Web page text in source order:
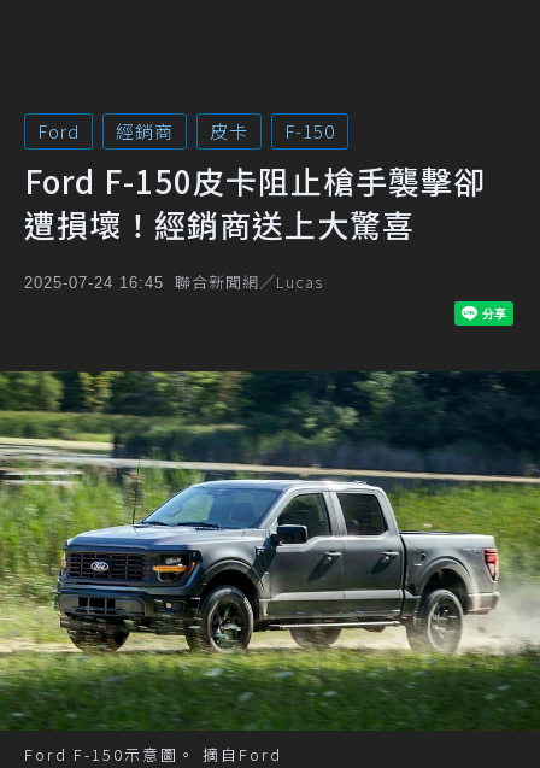
Ford 經銷商 皮卡 F-150
Ford F-150皮卡阻止槍手襲擊卻
遭損壞！經銷商送上大驚喜
2025-07-24 16:45 聯合新聞網／Lucas
Ford F-150示意圖。 摘自Ford